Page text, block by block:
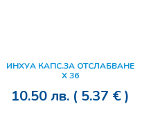
ИНХУА КАПС.ЗА ОТСЛАБВАНЕ
Х 36
10.50лв. ( 5.37 € )